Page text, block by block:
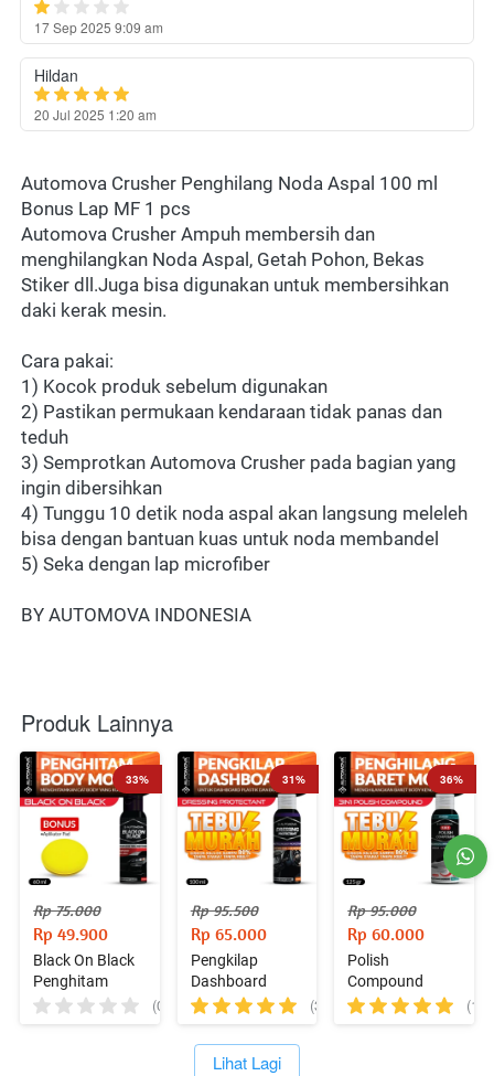
17 Sep 2025 9:09 am
Hildan
20 Jul 2025 1:20 am
Automova Crusher Penghilang Noda Aspal 100 ml
Bonus Lap MF 1 pcs
Automova Crusher Ampuh membersih dan
menghilangkan Noda Aspal, Getah Pohon, Bekas
Stiker dll.Juga bisa digunakan untuk membersihkan
daki kerak mesin.
Cara pakai:
1) Kocok produk sebelum digunakan
2) Pastikan permukaan kendaraan tidak panas dan
teduh
3) Semprotkan Automova Crusher pada bagian yang
ingin dibersihkan
4) Tunggu 10 detik noda aspal akan langsung meleleh
bisa dengan bantuan kuas untuk noda membandel
5) Seka dengan lap microfiber
BY AUTOMOVA INDONESIA
Produk Lainnya
Rp 75.000
Rp 49.900
Black On Black
Penghitam
Body Plastik 60
(0)
33%
Rp 95.500
Rp 65.000
Pengkilap
Dashboard
Dressing 100 ml
Pad 1 pcs
(3)
31%
Rp 95.000
Rp 60.000
Polish
Compound
Penghilang
(13)
36%
`Lihat Lagi